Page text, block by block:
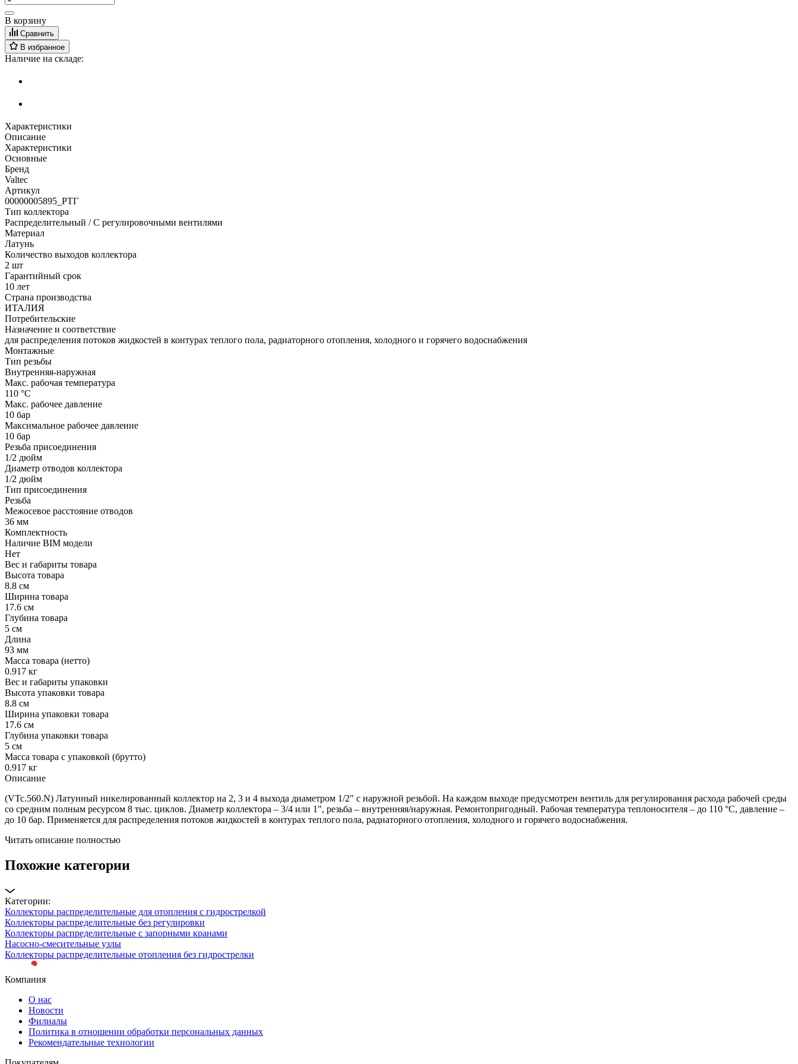
В корзину
Сравнить
В избранное
Наличие на складе:
Характеристики
Описание
Характеристики
Основные
Бренд
Valtec
Артикул
00000005895_РТГ
Тип коллектора
Распределительный / С регулировочными вентилями
Материал
Латунь
Количество выходов коллектора
2 шт
Гарантийный срок
10 лет
Страна производства
ИТАЛИЯ
Потребительские
Назначение и соответствие
для распределения потоков жидкостей в контурах теплого пола, радиаторного отопления, холодного и горячего водоснабжения
Монтажные
Тип резьбы
Внутренняя-наружная
Макс. рабочая температура
110 °С
Макс. рабочее давление
10 бар
Максимальное рабочее давление
10 бар
Резьба присоединения
1/2 дюйм
Диаметр отводов коллектора
1/2 дюйм
Тип присоединения
Резьба
Межосевое расстояние отводов
36 мм
Комплектность
Наличие BIM модели
Нет
Вес и габариты товара
Высота товара
8.8 см
Ширина товара
17.6 см
Глубина товара
5 см
Длина
93 мм
Масса товара (нетто)
0.917 кг
Вес и габариты упаковки
Высота упаковки товара
8.8 см
Ширина упаковки товара
17.6 см
Глубина упаковки товара
5 см
Масса товара с упаковкой (брутто)
0.917 кг
Описание
(VTc.560.N) Латунный никелированный коллектор на 2, 3 и 4 выхода диаметром 1/2" с наружной резьбой. На каждом выходе предусмотрен вентиль для регулирования расхода рабочей среды
со средним полным ресурсом 8 тыс. циклов. Диаметр коллектора – 3/4 или 1", резьба – внутренняя/наружная. Ремонтопригодный. Рабочая температура теплоносителя – до 110 °С, давление –
до 10 бар. Применяется для распределения потоков жидкостей в контурах теплого пола, радиаторного отопления, холодного и горячего водоснабжения.
Читать описание полностью
Похожие категории
Категории:
Коллекторы распределительные для отопления с гидрострелкой
Коллекторы распределительные без регулировки
Коллекторы распределительные с запорными кранами
Насосно-смесительные узлы
Коллекторы распределительные отопления без гидрострелки
Компания
О нас
Новости
Филиалы
Политика в отношении обработки персональных данных
Рекомендательные технологии